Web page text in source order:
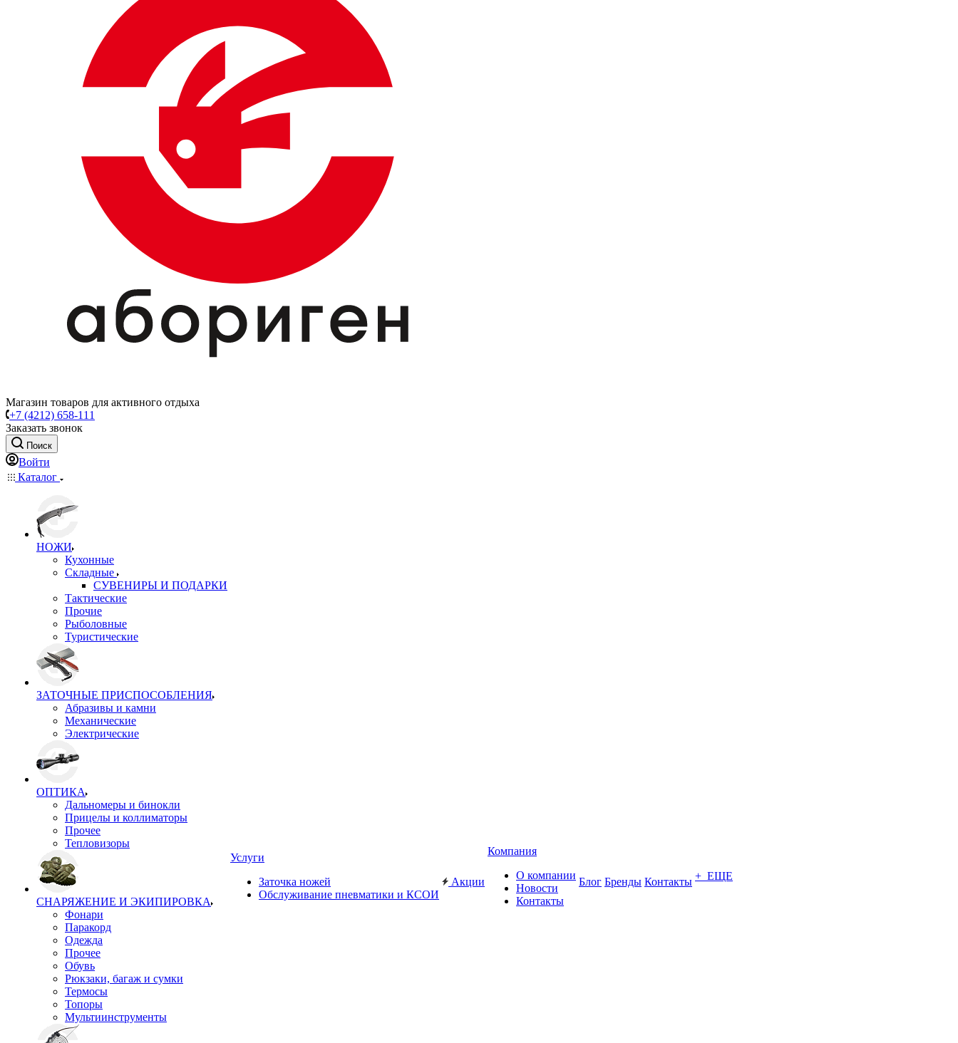
Магазин товаров для активного отдыха
+7 (4212) 658-111
Заказать звонок
Поиск
Войти
Каталог
НОЖИ
Кухонные
Складные
СУВЕНИРЫ И ПОДАРКИ
Тактические
Прочие
Рыболовные
Туристические
ЗАТОЧНЫЕ ПРИСПОСОБЛЕНИЯ
Абразивы и камни
Механические
Электрические
ОПТИКА
Дальномеры и бинокли
Прицелы и коллиматоры
Прочее
Тепловизоры
СНАРЯЖЕНИЕ И ЭКИПИРОВКА
Фонари
Паракорд
Одежда
Прочее
Обувь
Рюкзаки, багаж и сумки
Термосы
Топоры
Мультиинструменты
Услуги
Заточка ножей
Обслуживание пневматики и КСОИ
Акции
Компания
О компании
Новости
Контакты
Блог Бренды Контакты + ЕЩЕ